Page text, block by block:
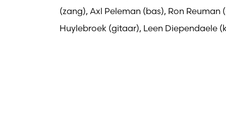
(zang), Axl Peleman (bas), Ron
Huylebroek (gitaar), Leen Diependaele